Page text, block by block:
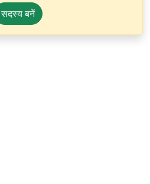
सदस्य बनें